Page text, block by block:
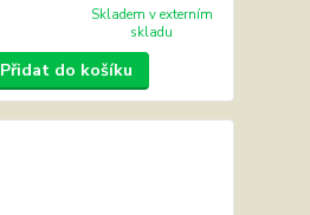
Skladem v externím
skladu
Přidat do košíku